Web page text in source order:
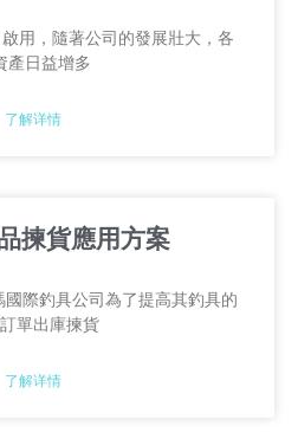
用，隨著公司的發展壯大，各
產日益增多
了解详情
揀貨應用方案
際釣具公司為了提高其釣具的
單出庫揀貨
了解详情